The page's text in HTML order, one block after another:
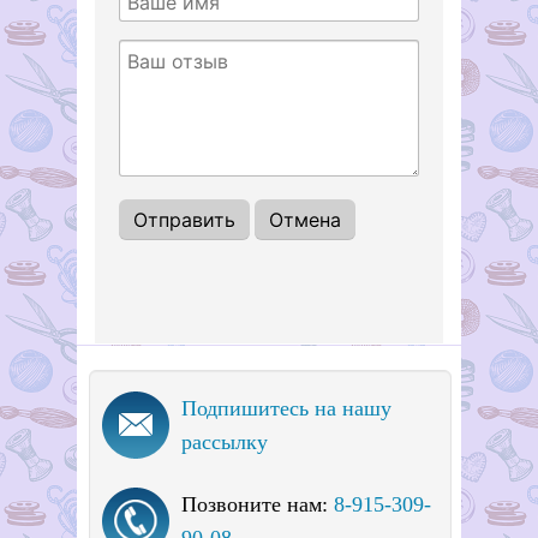
Подпишитесь на нашу
рассылку
Позвоните нам: 8-915-309-